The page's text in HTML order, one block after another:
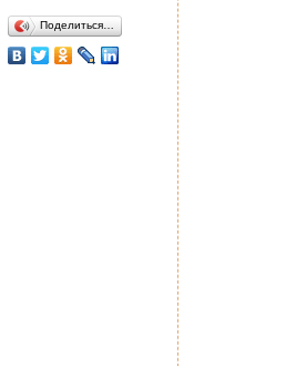
Поделиться…